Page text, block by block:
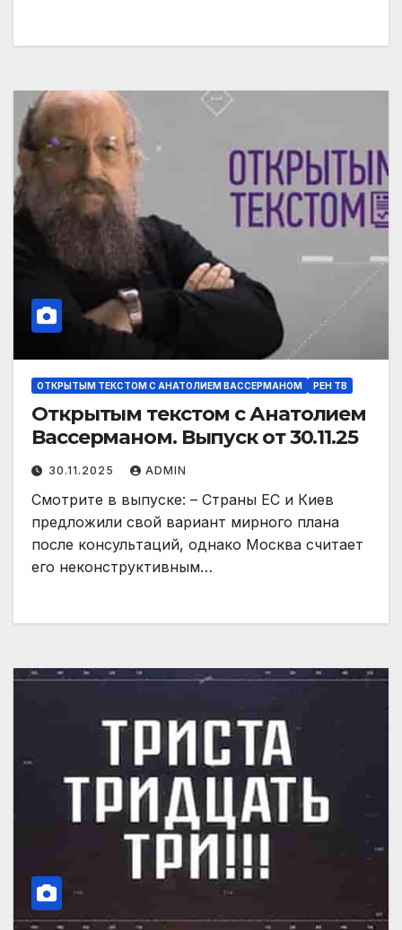
ОТКРЫТЫМ ТЕКСТОМ С АНАТОЛИЕМ ВАССЕРМАНОМ РЕН ТВ
Открытым текстом с Анатолием
Вассерманом. Выпуск от 30.11.25
30.11.2025 ADMIN
Смотрите в выпуске: – Страны ЕС и Киев
предложили свой вариант мирного плана
после консультаций, однако Москва считает
его неконструктивным…